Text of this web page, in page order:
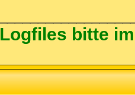
Logfiles bitte